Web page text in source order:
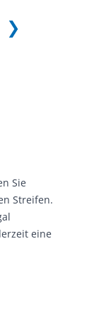
Sie
Streifen.
eine